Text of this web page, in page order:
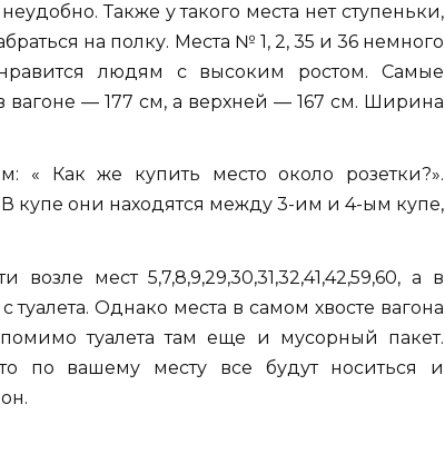
Также у такого места нет ступеньки,
на полку. Места № 1, 2, 35 и 36 немного
людям с высоким ростом. Самые
— 177 см, а верхней — 167 см. Ширина
« Как же купить место около розетки?».
купе они находятся между 3-им и 4-ым купе,
мест 5,7,8,9,29,30,31,32,41,42,59,60, а в
туалета. Однако места в самом хвосте вагона
туалета там еще и мусорный пакет.
по вашему месту все будут носиться и